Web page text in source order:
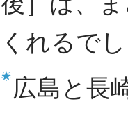
くれるで
広島と長